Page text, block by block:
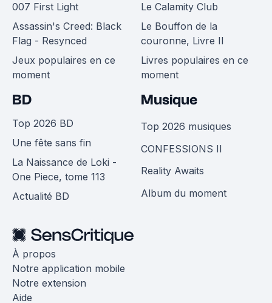
007 First Light
Assassin's Creed: Black
Flag - Resynced
Jeux populaires en ce
moment
Le Calamity Club
Le Bouffon de la
couronne, Livre II
Livres populaires en ce
moment
BD
Top 2026 BD
Une fête sans fin
La Naissance de Loki -
One Piece, tome 113
Actualité BD
Musique
Top 2026 musiques
CONFESSIONS II
Reality Awaits
Album du moment
À propos
Notre application mobile
Notre extension
Aide